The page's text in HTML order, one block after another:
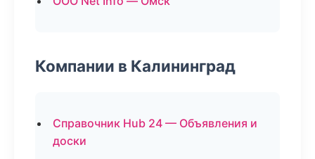
Компании в Калининград
Справочник Hub 24 — Объявления и
доски